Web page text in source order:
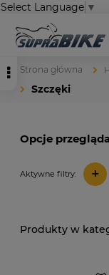
Select Language ▼
Strona główna
Szczęki
Opcje
Aktywne filtry: +